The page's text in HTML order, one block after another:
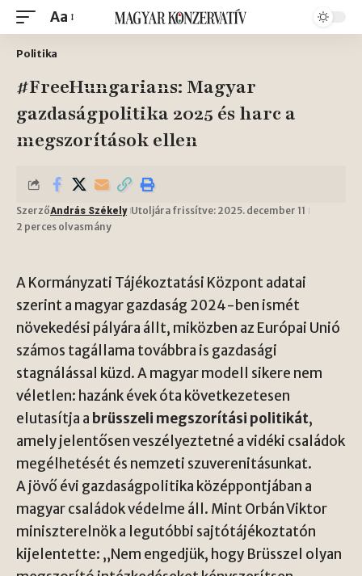
Aa
Politika
#FreeHungarians: Magyar
gazdaságpolitika 2025 és harc a
megszorítások ellen
SzerzőAndrás Székely Utoljára frissítve: 2025. december 11
2 perces olvasmány
A Kormányzati Tájékoztatási Központ adatai
szerint a magyar gazdaság 2024-ben ismét
növekedési pályára állt, miközben az Európai Unió
számos tagállama továbbra is gazdasági
stagnálással küzd. A magyar modell sikere nem
véletlen: hazánk évek óta következetesen
elutasítja a brüsszeli megszorítási politikát,
amely jelentősen veszélyeztetné a vidéki családok
megélhetését és nemzeti szuverenitásunkat.
A jövő évi gazdaságpolitika középpontjában a
magyar családok védelme áll. Mint Orbán Viktor
miniszterelnök a legutóbbi sajtótájékoztatón
kijelentette: „Nem engedjük, hogy Brüsszel olyan